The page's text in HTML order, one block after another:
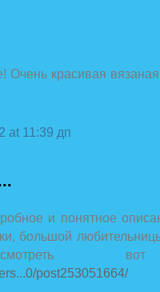
Очень красивая
at 11:39 дп
и понятное
большой
post253051664/